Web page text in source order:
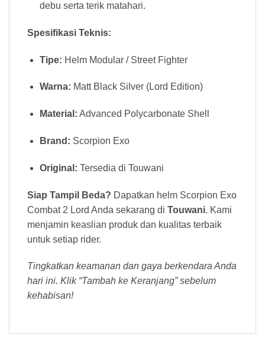
debu serta terik matahari.
Spesifikasi Teknis:
Tipe: Helm Modular / Street Fighter
Warna: Matt Black Silver (Lord Edition)
Material: Advanced Polycarbonate Shell
Brand: Scorpion Exo
Original: Tersedia di Touwani
Siap Tampil Beda? Dapatkan helm Scorpion Exo
Combat 2 Lord Anda sekarang di Touwani. Kami
menjamin keaslian produk dan kualitas terbaik
untuk setiap rider.
Tingkatkan keamanan dan gaya berkendara Anda
hari ini. Klik “Tambah ke Keranjang” sebelum
kehabisan!